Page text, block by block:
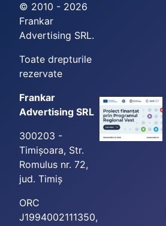
© 2010 - 2026
Frankar
Advertising SRL.
Toate drepturile
rezervate
Frankar
Advertising SRL
300203 -
Timișoara, Str.
Romulus nr. 72,
jud. Timiș
ORC
J1994002111350,